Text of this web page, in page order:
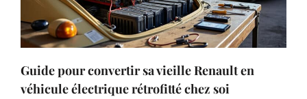
Guide pour convertir sa vieille Renault en
véhicule électrique rétrofitté chez soi